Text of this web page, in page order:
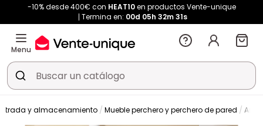
-10% desde 400€ con HEAT10en productos Vente-unique
Termina en: 00d 05h 32m 30s
Menu
y almacenamiento Mueble perchero y perchero de pared